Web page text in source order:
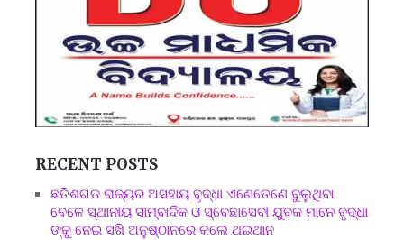
RECENT POSTS
ଛତିଶଗଡ ରାଜ୍ୟର ଅସହାୟ ବୃଦ୍ଧା ଏଣେତେଣେ ବୁଲୁଥିବା
ବେଳେ ସ୍ଥାନୀୟ ସାମ୍ବାଦିକ ଓ ସ୍ବେଛାସେବୀ ଯୁବକ ମାନେ ବୃଦ୍ଧା
ଙ୍କୁ ନେଇ ସଖି ଅନୁଷ୍ଠାନରେ କଲେ ଥଇଥାନ